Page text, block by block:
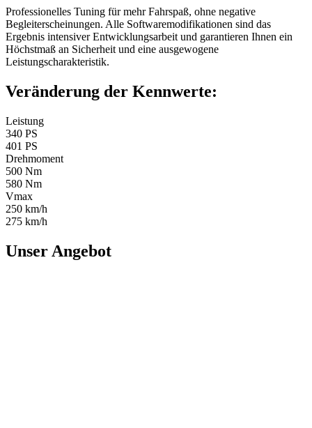
Professionelles Tuning für mehr Fahrspaß, ohne negative
Begleiterscheinungen. Alle Softwaremodifikationen sind das
Ergebnis intensiver Entwicklungsarbeit und garantieren Ihnen ein
Höchstmaß an Sicherheit und eine ausgewogene
Leistungscharakteristik.
Veränderung der Kennwerte:
Leistung
340 PS
401 PS
Drehmoment
500 Nm
580 Nm
Vmax
250 km/h
275 km/h
Unser Angebot